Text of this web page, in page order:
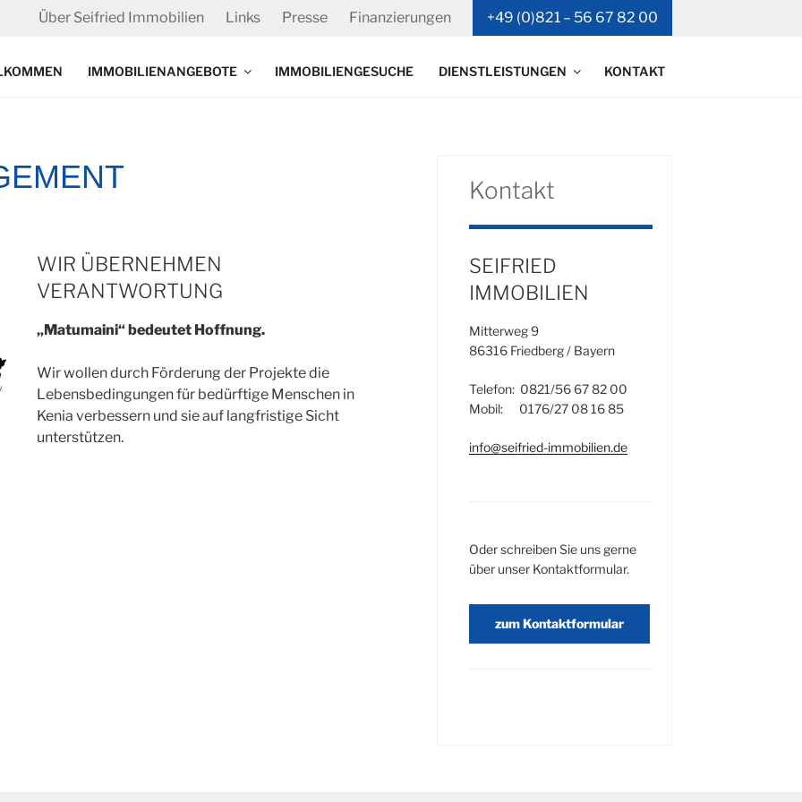
Über Seifried Immobilien Links Presse Finanzierungen +49 (0)821 – 56 67 82 00
IMMOBILIENANGEBOTE IMMOBILIENGESUCHE DIENSTLEISTUNGEN KONTAKT
WIR ÜBERNEHMEN
VERANTWORTUNG
„Matumaini“ bedeutet Hoffnung.
Wir wollen durch Förderung der Projekte die
Lebensbedingungen für bedürftige Menschen in
Kenia verbessern und sie auf langfristige Sicht
unterstützen.
Kontakt
SEIFRIED
IMMOBILIEN
Mitterweg 9
86316 Friedberg / Bayern
Telefon: 0821/56 67 82 00
Mobil: 0176/27 08 16 85
info@seifried-immobilien.de
Oder schreiben Sie uns gerne
über unser Kontaktformular.
zum Kontaktformular